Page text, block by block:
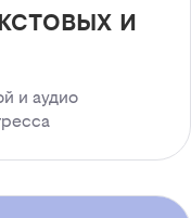
и
и аудио